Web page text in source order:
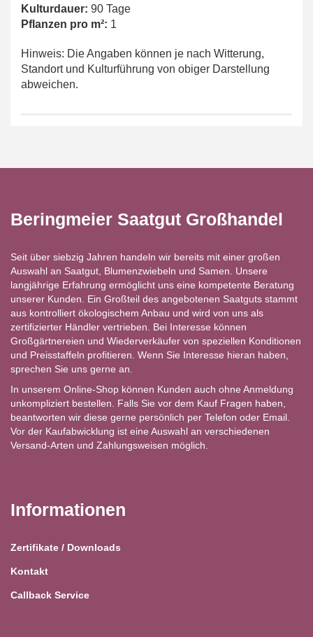
Kulturdauer: 90 Tage
Pflanzen pro m²: 1
Hinweis: Die Angaben können je nach Witterung,
Standort und Kulturführung von obiger Darstellung
abweichen.
Beringmeier Saatgut Großhandel
Seit über siebzig Jahren handeln wir bereits mit einer großen
Auswahl an Saatgut, Blumenzwiebeln und Samen. Unsere
langjährige Erfahrung ermöglicht uns eine kompetente Beratung
unserer Kunden. Ein Großteil des angebotenen Saatguts stammt
aus kontrolliert ökologischem Anbau und wird von uns als
zertifizierter Händler vertrieben. Bei Interesse können
Großgärtnereien und Wiederverkäufer von speziellen Konditionen
und Preisstaffeln profitieren. Wenn Sie Interesse hieran haben,
sprechen Sie uns gerne an.
In unserem Online-Shop können Kunden auch ohne Anmeldung
unkompliziert bestellen. Falls Sie vor dem Kauf Fragen haben,
beantworten wir diese gerne persönlich per Telefon oder Email.
Vor der Kaufabwicklung ist eine Auswahl an verschiedenen
Versand-Arten und Zahlungsweisen möglich.
Informationen
Zertifikate / Downloads
Kontakt
Callback Service